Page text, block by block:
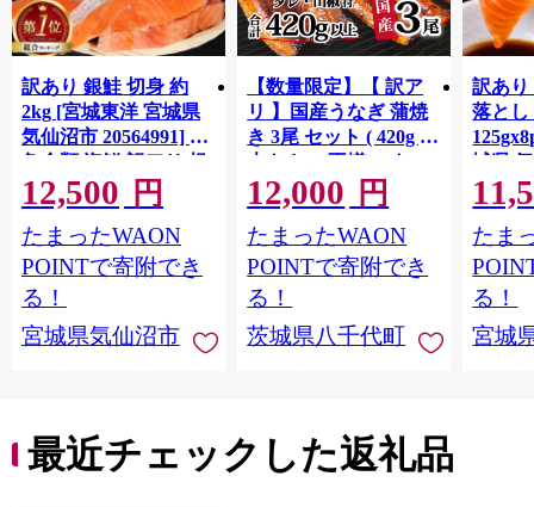
訳あり 銀鮭 切身 約
2kg [宮城東洋 宮城県
気仙沼市 20564991] 鮭
魚介類 海鮮 訳アリ 規
格外 不揃い さけ サケ
鮭切身 シャケ 切り身
冷凍 家庭用 おかず 弁
当 支援 サーモン 銀鮭
切り身 魚 わけあり
12,500 円
たまったWAON
POINTで寄附でき
る！
宮城県気仙沼市
【数量限定】【 訳ア
リ 】国産うなぎ 蒲焼
き 3尾 セット ( 420g )
大きさ の不揃い タ
レ・山椒付き ウナギ
鰻 ふぞろい 不揃い う
な重 ひつまぶし 人気
茨城 八千代町 ふるさ
と納税 冷凍 [SF951ya]
12,000 円
たまったWAON
POINTで寄附でき
る！
茨城県八千代町
訳あり
落とし
城県
お刺し
生 生
鮭 銀
介
たま
る！
宮城
最近チェックした返礼品